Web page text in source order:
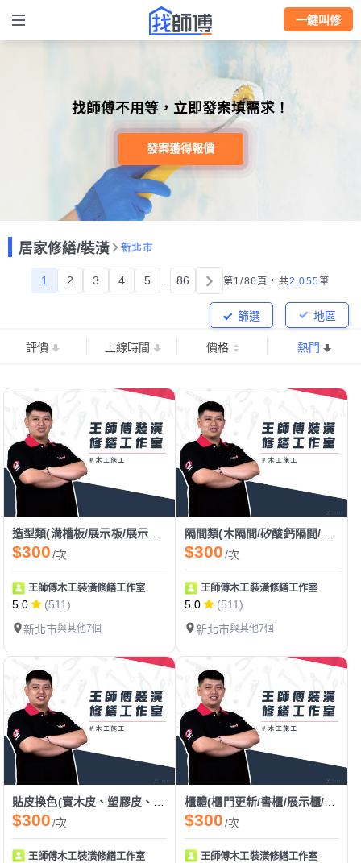
一鍵叫修
找師傅不用等，立即發案填需求！
發案獲得報價
居家修繕/裝潢 新北市
1 2 3 4 5 86 第1/86頁， 共2,055筆
地區
篩選
評價 上線時間 價格 熱門
$300/次
王師傅木工裝潢修繕工作室
5.0
(511)
新北市與其他7個
$300/次
王師傅木工裝潢修繕工作室
5.0
(511)
新北市與其他7個
$300/次
王師傅木工裝潢修繕工作室
$300/次
王師傅木工裝潢修繕工作室